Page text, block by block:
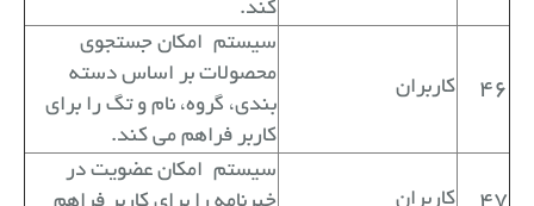
کند.
46 کاربران
سیستم امکان جستجوی
محصولات بر اساس دسته
بندی، گروه، نام و تگ را برای
کاربر فراهم می کند.
کاربران
سیستم امکان عضویت در